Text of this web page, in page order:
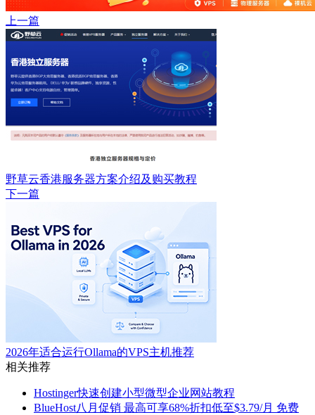
上一篇
野草云香港服务器方案介绍及购买教程
下一篇
2026年适合运行Ollama的VPS主机推荐
相关推荐
Hostinger快速创建小型微型企业网站教程
BlueHost八月促销 最高可享68%折扣低至$3.79/月 免费